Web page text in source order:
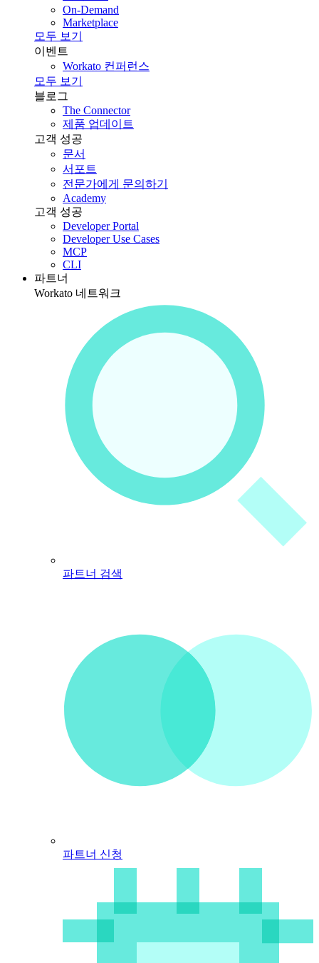
On-Demand
Marketplace
모두 보기
이벤트
Workato 컨퍼런스
모두 보기
블로그
The Connector
제품 업데이트
고객 성공
문서
서포트
전문가에게 문의하기
Academy
고객 성공
Developer Portal
Developer Use Cases
MCP
CLI
파트너
Workato 네트워크
파트너 검색
파트너 신청